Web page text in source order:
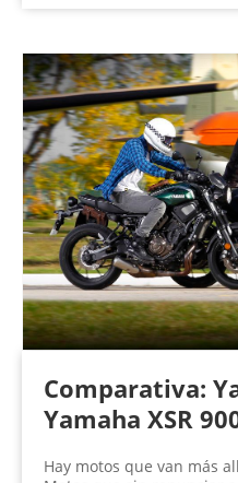
Comparativa:
Yamaha XSR
Hay motos que van más